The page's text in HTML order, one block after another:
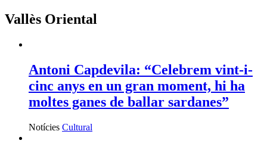
Vallès Oriental
Antoni Capdevila: “Celebrem vint-i-
cinc anys en un gran moment, hi ha
moltes ganes de ballar sardanes”
Notícies Cultural